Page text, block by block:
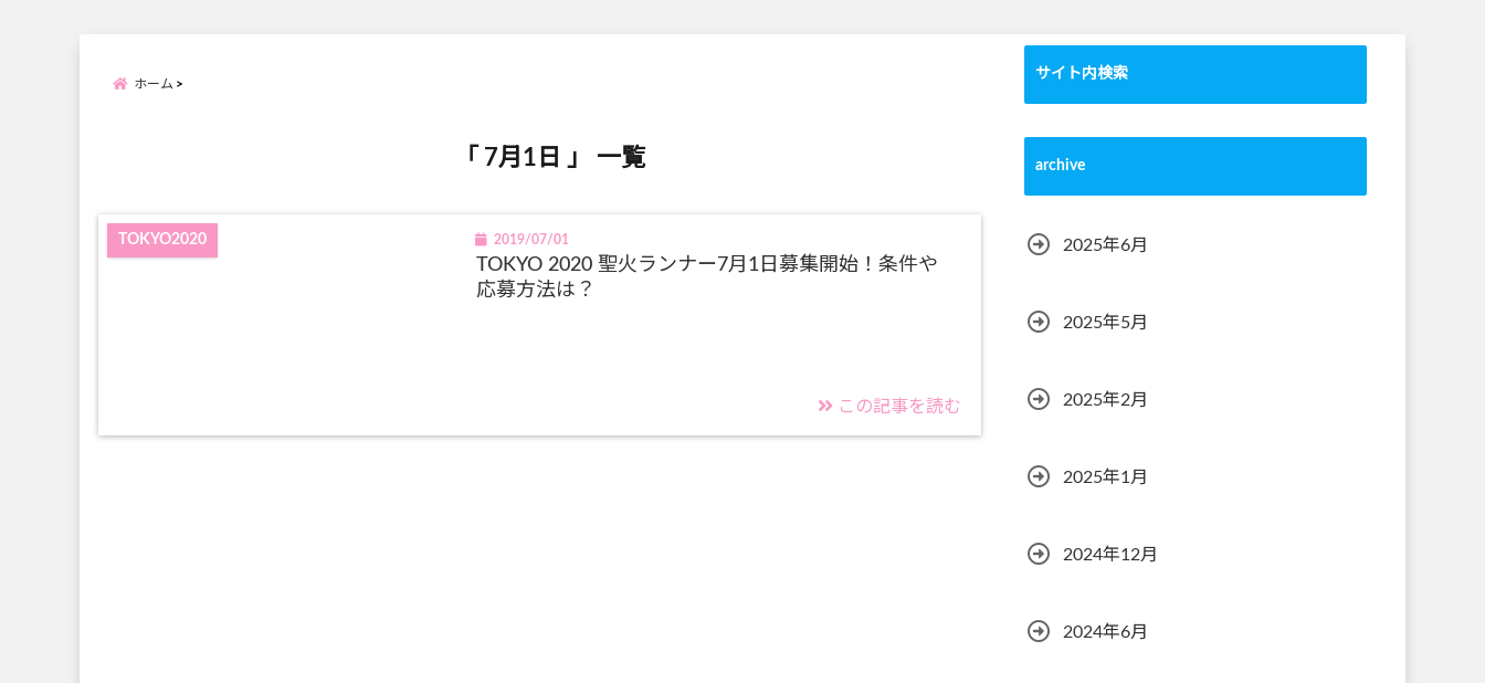
ホーム
「 7月1日 」 一覧
TOKYO2020 2019/07/01
TOKYO 2020 聖火ランナー7月1日募集開始！条件や
応募方法は？
この記事を読む
サイト内検索
archive
2025年6月
2025年5月
2025年2月
2025年1月
2024年12月
2024年6月